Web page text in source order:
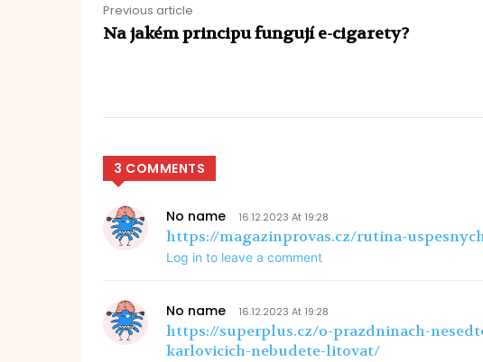
Previous article
Na jakém principu fungují e-cigarety?
3 COMMENTS
No name 16.12.2023 At 19:28
https://magazinprovas.cz/rutina-
Log in to leave a comment
No name 16.12.2023 At 19:28
https://superplus.cz/o-prazdninach-
karlovicich-nebudete-litovat/